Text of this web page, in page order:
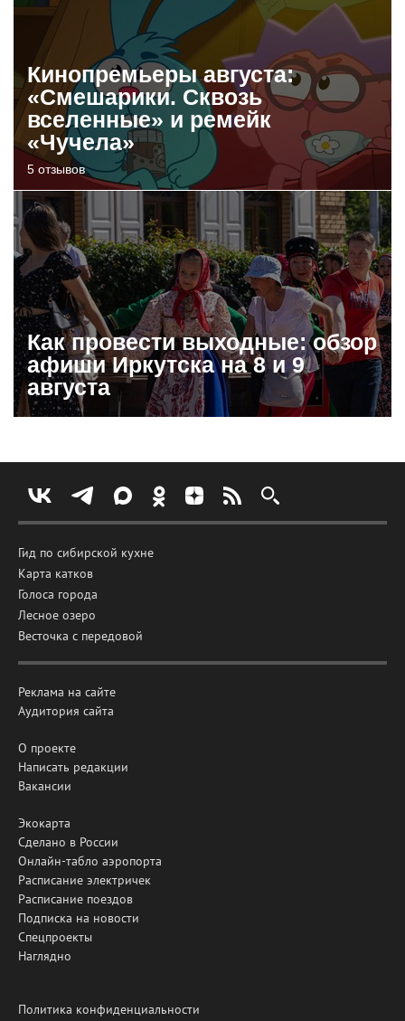
Кинопремьеры августа:
«Смешарики. Сквозь
вселенные» и ремейк
«Чучела»
5 отзывов
Как провести выходные: обзор
афиши Иркутска на 8 и 9
августа
Гид по сибирской кухне
Карта катков
Голоса города
Лесное озеро
Весточка с передовой
Реклама на сайте
Аудитория сайта
О проекте
Написать редакции
Вакансии
Экокарта
Сделано в России
Онлайн-табло аэропорта
Расписание электричек
Расписание поездов
Подписка на новости
Спецпроекты
Наглядно
Политика конфиденциальности